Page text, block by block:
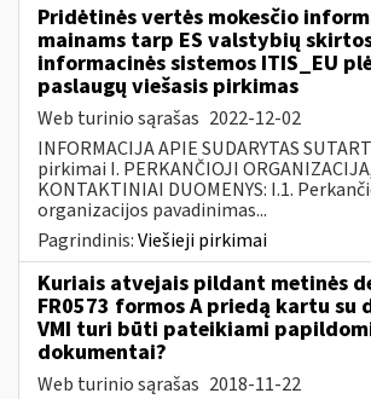
Pridėtinės vertės mokesčio
mainams tarp ES valstybių
informacinės sistemos ITIS_EU
paslaugų viešasis pirkimas
Web turinio sąrašas 2022-12-02
INFORMACIJA APIE SUDARYTAS
pirkimai I. PERKANČIOJI
KONTAKTINIAI DUOMENYS: I.1.
organizacijos pavadinimas...
Pagrindinis:Viešieji pirkimai
Kuriais atvejais pildant metinės
FR0573 formos A priedą kartu su
VMI turi būti pateikiami
dokumentai?
Web turinio sąrašas 2018-11-22